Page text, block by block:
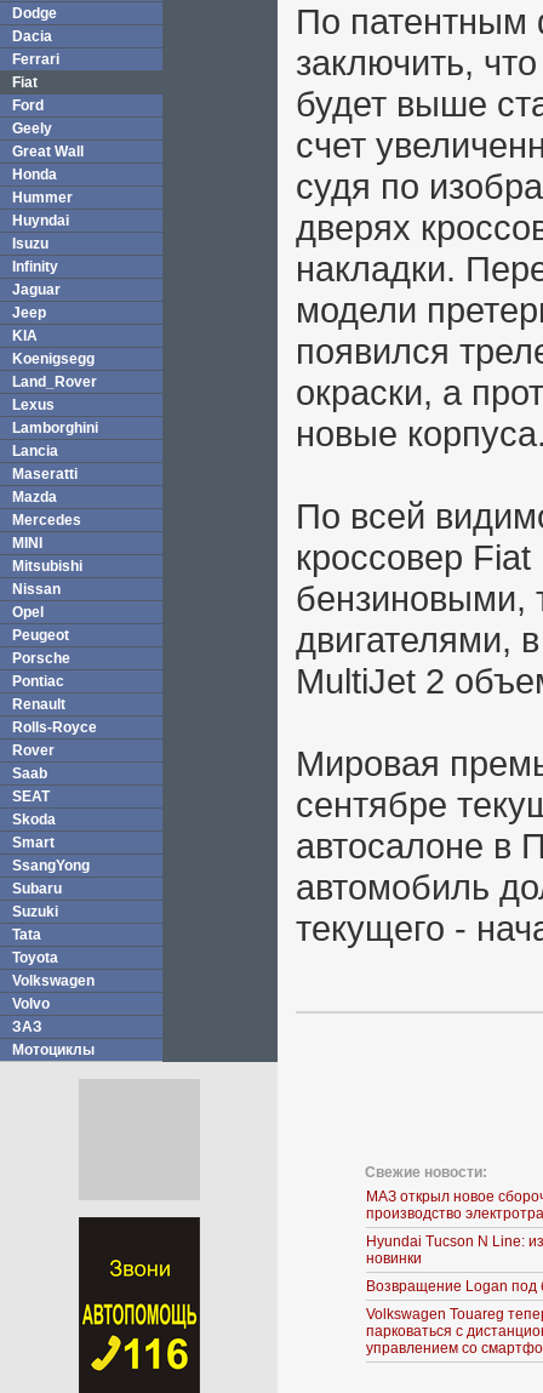
Dodge
Dacia
Ferrari
Fiat
Ford
Geely
Great Wall
Honda
Hummer
Huyndai
Isuzu
Infinity
Jaguar
Jeep
KIA
Koenigsegg
Land_Rover
Lexus
Lamborghini
Lancia
Maseratti
Mazda
Mercedes
MINI
Mitsubishi
Nissan
Opel
Peugeot
Porsche
Pontiac
Renault
Rolls-Royce
Rover
Saab
SEAT
Skoda
Smart
SsangYong
Subaru
Suzuki
Tata
Toyota
Volkswagen
Volvo
ЗАЗ
Мотоциклы
По
заключить,
будет выше
счет
судя по
дверях
накладки.
модели
появился
окраски, а
новые
По всей
кроссовер
бензиновыми,
двигателями,
MultiJet 2
Мировая
сентябре
автосалоне в
автомобиль
текущего -
Свежие новости:
МАЗ открыл новое
производство
Hyundai Tucson N Line:
новинки
Возвращение Logan под
Volkswagen Touareg
парковаться с
управлением со